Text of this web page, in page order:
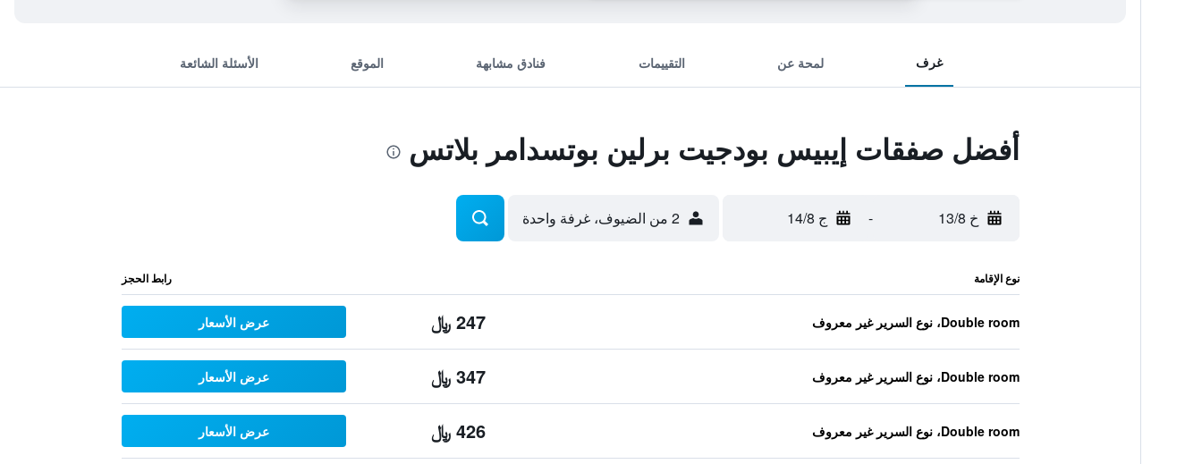
غرف لمحة عن التقييمات فنادق مشابهة الموقع الأسئلة الشائعة
أفضل صفقات إيبيس بودجيت برلين بوتسدامر بلاتس
خ 13/8 - ج 14/8 2 من الضيوف، غرفة واحدة
نوع الإقامة رابط الحجز
Double room، نوع السرير غير معروف 247 ﷼ عرض الأسعار
Double room، نوع السرير غير معروف 347 ﷼ عرض الأسعار
Double room، نوع السرير غير معروف 426 ﷼ عرض الأسعار